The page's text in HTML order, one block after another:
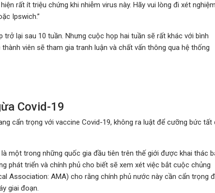
rất ít triệu chứng khi nhiễm virus này. Hãy vui lòng đi xét nghiệm
Ipswich.”
lại sau 10 tuần. Nhưng cuộc họp hai tuần sẽ rất khác với bình
viên sẽ tham gia tranh luận và chất vấn thông qua hệ thống
Covid-19
cẩn trọng với vaccine Covid-19, không ra luật để cưỡng bức tất
một trong những quốc gia đầu tiên trên thế giới được khai thác
phát triển và chính phủ cho biết sẽ xem xét việc bắt cuộc chủng
Association: AMA) cho rằng chính phủ nước này cần cẩn trọng
giai đoạn.